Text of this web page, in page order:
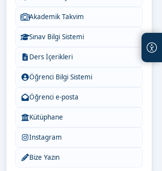
Akademik Takvim
Sınav Bilgi Sistemi
Ders İçerikleri
Öğrenci Bilgi Sistemi
Öğrenci e-posta
Kütüphane
Instagram
Bize Yazın